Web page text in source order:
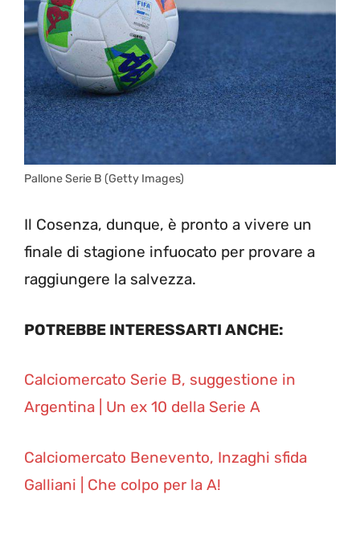
Pallone Serie B (Getty Images)
Il Cosenza, dunque, è pronto a vivere un
finale di stagione infuocato per provare a
raggiungere la salvezza.
POTREBBE INTERESSARTI ANCHE:
Calciomercato Serie B, suggestione in
Argentina | Un ex 10 della Serie A
Calciomercato Benevento, Inzaghi sfida
Galliani | Che colpo per la A!